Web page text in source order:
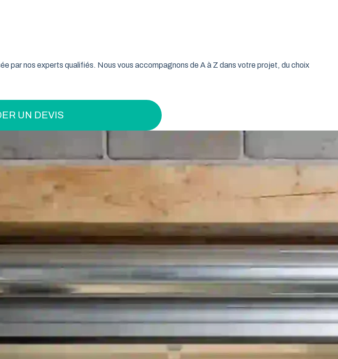
espace ? La porte de garage enroulable est la réponse idéale pour les propriétaires qui
porte pour sécuriser leur garage tout en gardant un espace maximal à l’intérieur.
par nos experts qualifiés. Nous vous accompagnons de A à Z dans votre projet, du choix
UN DEVIS